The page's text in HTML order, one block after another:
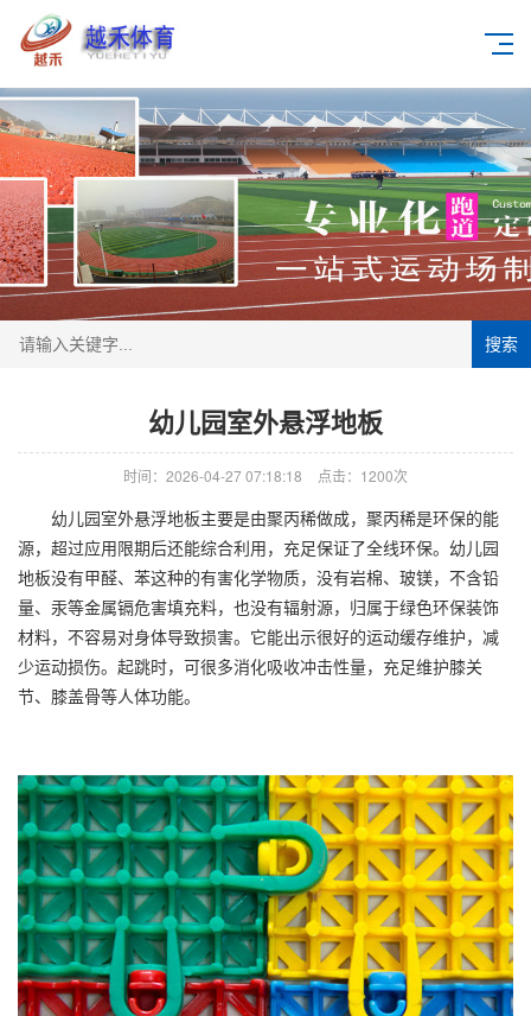
搜索
幼儿园室外悬浮地板
时间：2026-04-27 07:18:18 点击：1200次
幼儿园室外悬浮地板主要是由聚丙稀做成，聚丙稀是环保的能
源，超过应用限期后还能综合利用，充足保证了全线环保。幼儿园
地板没有甲醛、苯这种的有害化学物质，没有岩棉、玻镁，不含铅
量、汞等金属镉危害填充料，也没有辐射源，归属于绿色环保装饰
材料，不容易对身体导致损害。它能出示很好的运动缓存维护，减
少运动损伤。起跳时，可很多消化吸收冲击性量，充足维护膝关
节、膝盖骨等人体功能。